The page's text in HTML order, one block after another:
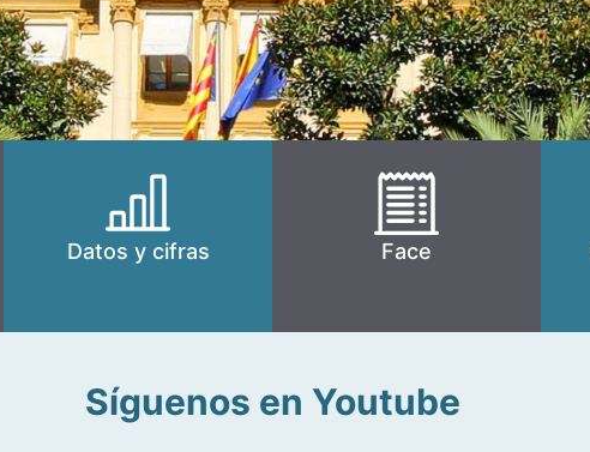
Datos y cifras Face
Síguenos en Youtube